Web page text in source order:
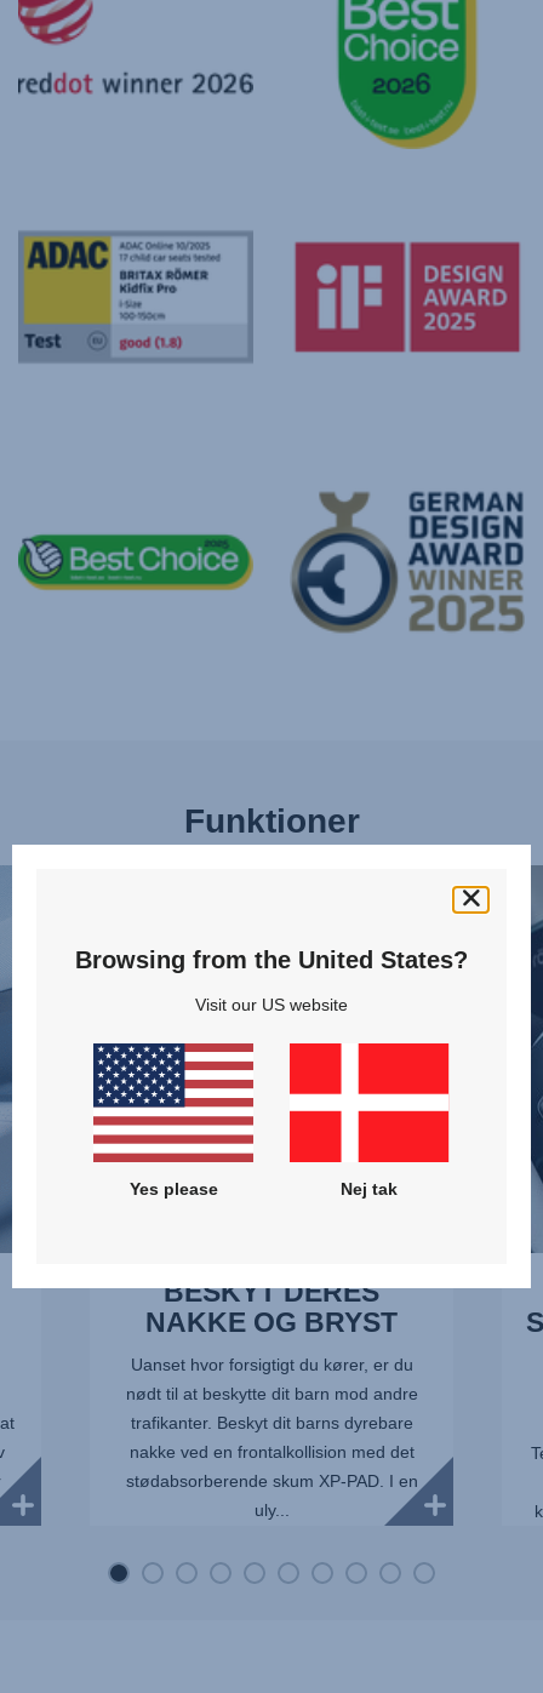
Funktioner
OG
af
10
BESKYT DERES
NAKKE OG BRYST
Uanset hvor forsigtigt du kører, er du
nødt til at beskytte dit barn mod andre
trafikanter. Beskyt dit barns dyrebare
nakke ved en frontalkollision med det
stødabsorberende skum XP-PAD. I en
uly...
SICT,
Browsing from the United States?
Visit our US website
Yes please Nej tak